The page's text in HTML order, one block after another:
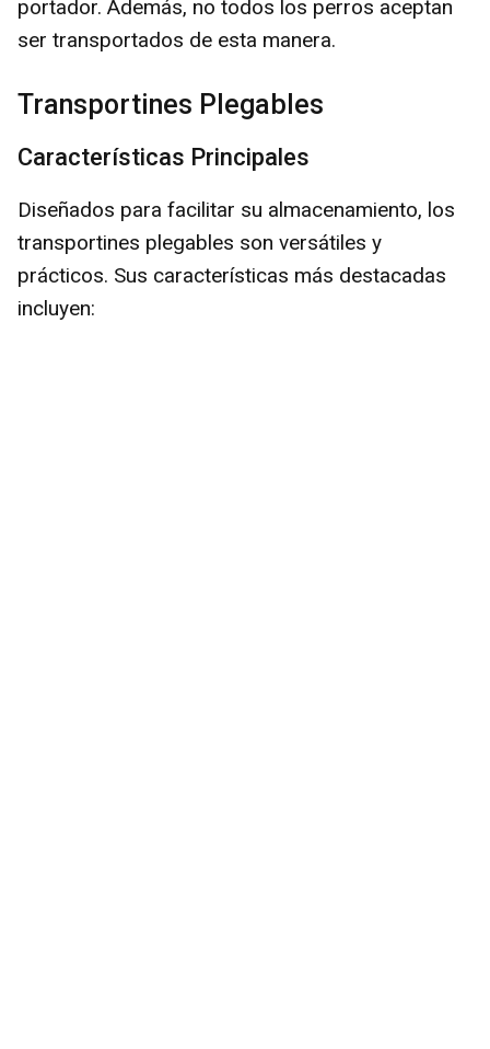
portador. Además, no todos los perros aceptan
ser transportados de esta manera.
Transportines Plegables
Características Principales
Diseñados para facilitar su almacenamiento, los
transportines plegables son versátiles y
prácticos. Sus características más destacadas
incluyen: